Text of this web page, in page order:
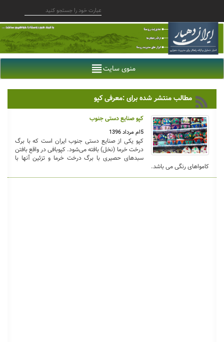
منوی سایت
مطالب منتشر شده برای :معرفی کپو
کپو صنایع دستی جنوب
5ام مرداد 1396
کپو یکی از صنایع دستی جنوب ایران است که با برگ
درخت خرما (نخل) بافته می‌شود. کپوبافی در واقع بافتن
سبدهای حصیری با برگ درخت خرما و تزئین آنها با
کامواهای رنگی می باشد.